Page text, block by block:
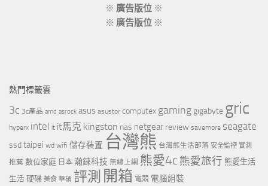
※ 廣告版位 ※
※ 廣告版位 ※
熱門標籤雲
3c 3c產品 amd asrock asus asustor computex gaming gigabyte gric
hyperx intel it it馬克 kingston nas netgear review savemore seagate
ssdtaipei wd wifi 儲存裝置 台灣熊 台灣熊生活部落 安全監控 實測
推薦 數位家庭 日本 瀚錸科技 無線上網 熊愛4c熊愛旅行 熊愛生活
生活 硬碟 美食 華碩 評測 開箱 電競 電腦組裝